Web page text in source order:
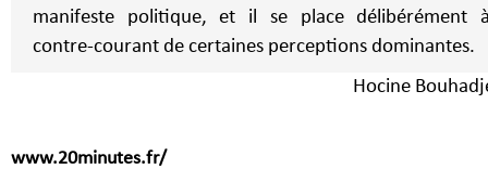
manifeste politique, et il se place délibérément
contre-courant de certaines perceptions dominantes.
Hocine
www.20minutes.fr/